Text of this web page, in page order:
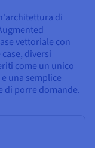
di
vettoriale con
diversi
come un unico
una semplice
di porre domande.